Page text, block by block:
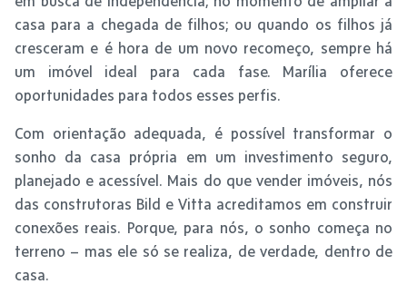
casa para a chegada de filhos; ou quando os filhos já
cresceram e é hora de um novo recomeço, sempre há
um imóvel ideal para cada fase. Marília oferece
oportunidades para todos esses perfis.
Com orientação adequada, é possível transformar o
sonho da casa própria em um investimento seguro,
planejado e acessível. Mais do que vender imóveis, nós
das construtoras Bild e Vitta acreditamos em construir
conexões reais. Porque, para nós, o sonho começa no
terreno – mas ele só se realiza, de verdade, dentro de
casa.